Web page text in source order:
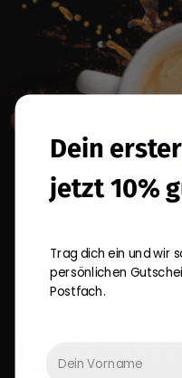
Dein erster
jetzt 10%
Trag dich ein und wir
persönlichen
Postfach.